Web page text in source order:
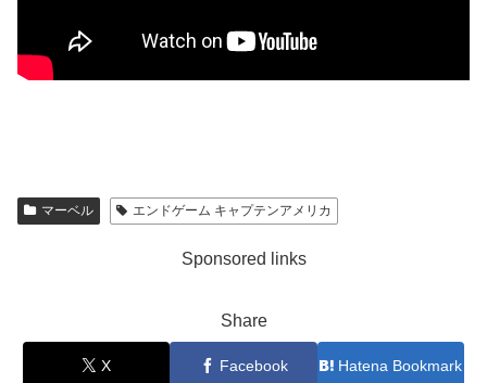
マーベル エンドゲーム キャプテンアメリカ
Sponsored links
Share
X Facebook Hatena Bookmark